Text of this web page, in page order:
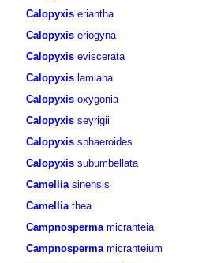
Calopyxis eriantha
Calopyxis eriogyna
Calopyxis eviscerata
Calopyxis lamiana
Calopyxis oxygonia
Calopyxis seyrigii
Calopyxis sphaeroides
Calopyxis subumbellata
Camellia sinensis
Camellia thea
Campnosperma micranteia
Campnosperma micranteium